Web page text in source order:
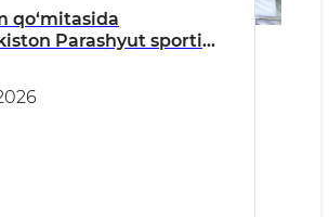
qo‘mitasida
Parashyut sporti